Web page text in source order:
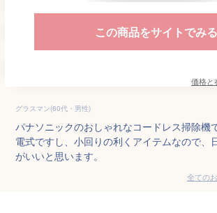
この商品をサイトでみる
価格と
グラスマン(60代・男性)
パナソニックのおしゃれなコードレス掃除機
電式ですし、小回りの利くアイテムなので、
がいいと思います。
全ての